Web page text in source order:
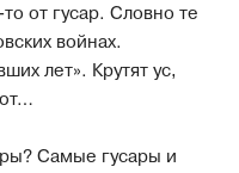
от гусар. Словно те
войнах.
лет». Крутят ус,
Самые гусары и